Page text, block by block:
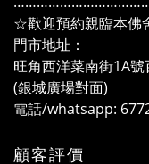
☆歡迎預約親臨本佛
門市地址：
旺角西洋菜南街1A
(銀城廣場對面)
電話/whatsapp:
顧客評價